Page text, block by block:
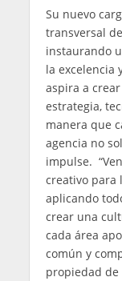
Su nuevo
transversal
instaurando
la excelencia
aspira a
estrategia,
manera que
agencia no
impulse.
creativo para
aplicando
crear una
cada área
común y
propiedad de